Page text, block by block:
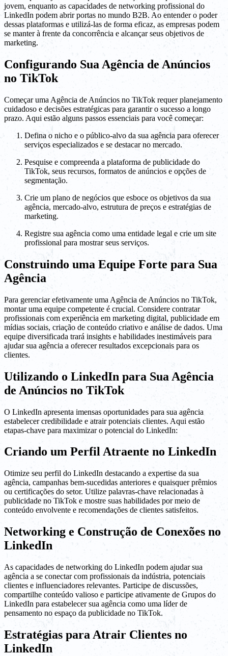
jovem, enquanto as capacidades de networking profissional do
LinkedIn podem abrir portas no mundo B2B. Ao entender o poder
dessas plataformas e utilizá-las de forma eficaz, as empresas podem
se manter à frente da concorrência e alcançar seus objetivos de
marketing.
Configurando Sua Agência de Anúncios
no TikTok
Começar uma Agência de Anúncios no TikTok requer planejamento
cuidadoso e decisões estratégicas para garantir o sucesso a longo
prazo. Aqui estão alguns passos essenciais para você começar:
Defina o nicho e o público-alvo da sua agência para oferecer
serviços especializados e se destacar no mercado.
Pesquise e compreenda a plataforma de publicidade do
TikTok, seus recursos, formatos de anúncios e opções de
segmentação.
Crie um plano de negócios que esboce os objetivos da sua
agência, mercado-alvo, estrutura de preços e estratégias de
marketing.
Registre sua agência como uma entidade legal e crie um site
profissional para mostrar seus serviços.
Construindo uma Equipe Forte para Sua
Agência
Para gerenciar efetivamente uma Agência de Anúncios no TikTok,
montar uma equipe competente é crucial. Considere contratar
profissionais com experiência em marketing digital, publicidade em
mídias sociais, criação de conteúdo criativo e análise de dados. Uma
equipe diversificada trará insights e habilidades inestimáveis para
ajudar sua agência a oferecer resultados excepcionais para os
clientes.
Utilizando o LinkedIn para Sua Agência
de Anúncios no TikTok
O LinkedIn apresenta imensas oportunidades para sua agência
estabelecer credibilidade e atrair potenciais clientes. Aqui estão
etapas-chave para maximizar o potencial do LinkedIn:
Criando um Perfil Atraente no LinkedIn
Otimize seu perfil do LinkedIn destacando a expertise da sua
agência, campanhas bem-sucedidas anteriores e quaisquer prêmios
ou certificações do setor. Utilize palavras-chave relacionadas à
publicidade no TikTok e mostre suas habilidades por meio de
conteúdo envolvente e recomendações de clientes satisfeitos.
Networking e Construção de Conexões no
LinkedIn
As capacidades de networking do LinkedIn podem ajudar sua
agência a se conectar com profissionais da indústria, potenciais
clientes e influenciadores relevantes. Participe de discussões,
compartilhe conteúdo valioso e participe ativamente de Grupos do
LinkedIn para estabelecer sua agência como uma líder de
pensamento no espaço da publicidade no TikTok.
Estratégias para Atrair Clientes no
LinkedIn